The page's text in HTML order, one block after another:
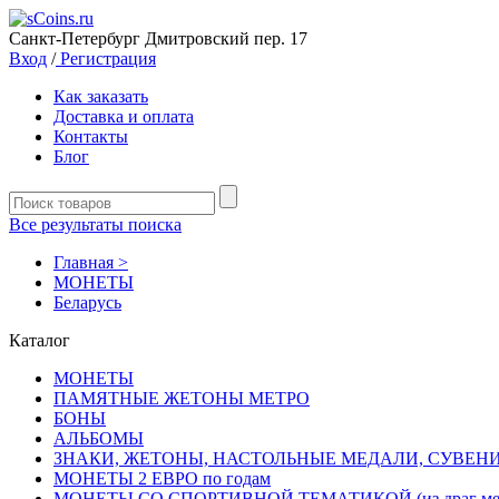
Санкт-Петербург Дмитровский пер. 17
Вход /Регистрация
Как заказать
Доставка и оплата
Контакты
Блог
Все результаты поиска
Главная >
MОНЕТЫ
Беларусь
Каталог
MОНЕТЫ
ПАМЯТНЫЕ ЖЕТОНЫ МЕТРО
БОНЫ
АЛЬБОМЫ
ЗНАКИ, ЖЕТОНЫ, НАСТОЛЬНЫЕ МЕДАЛИ,
МОНЕТЫ 2 ЕВРО по годам